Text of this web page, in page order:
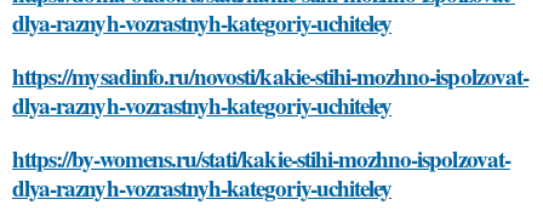
dlya-raznyh-vozrastnyh-kategoriy-uchiteley
https://mysadinfo.ru/novosti/kakie-stihi-mozhno-ispolzovat-
dlya-raznyh-vozrastnyh-kategoriy-uchiteley
https://by-womens.ru/stati/kakie-stihi-mozhno-ispolzovat-
dlya-raznyh-vozrastnyh-kategoriy-uchiteley